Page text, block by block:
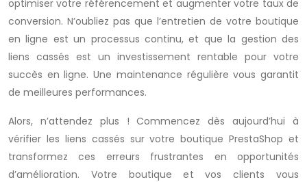
optimiser votre référencement et augmenter votre taux de
conversion. N’oubliez pas que l’entretien de votre boutique
en ligne est un processus continu, et que la gestion des
liens cassés est un investissement rentable pour votre
succès en ligne. Une maintenance régulière vous garantit
de meilleures performances.
Alors, n’attendez plus ! Commencez dès aujourd’hui à
vérifier les liens cassés sur votre boutique PrestaShop et
transformez ces erreurs frustrantes en opportunités
d’amélioration. Votre boutique et vos clients vous